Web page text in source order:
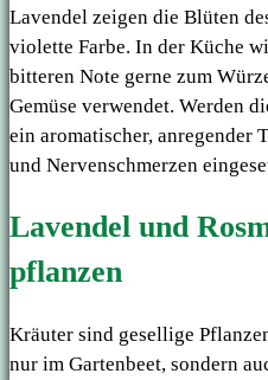
Lavendel zeigen die Blüten
violette Farbe. In der Küche
bitteren Note gerne zum
Gemüse verwendet. Werden
ein aromatischer, anregender
und Nervenschmerzen
Lavendel und
pflanzen
Kräuter sind gesellige
nur im Gartenbeet, sondern